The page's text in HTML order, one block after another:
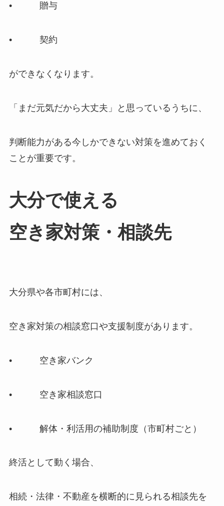
• 贈与
• 契約
ができなくなります。
「まだ元気だから大丈夫」と思っているうちに、
判断能力がある今しかできない対策を進めておく
ことが重要です。
大分で​使える​
空き家対策・相談先
大分県や各市町村には、
空き家対策の相談窓口や支援制度があります。
• 空き家バンク
• 空き家相談窓口
• 解体・利活用の補助制度（市町村ごと）
終活として動く場合、
相続・法律・不動産を横断的に見られる相談先を